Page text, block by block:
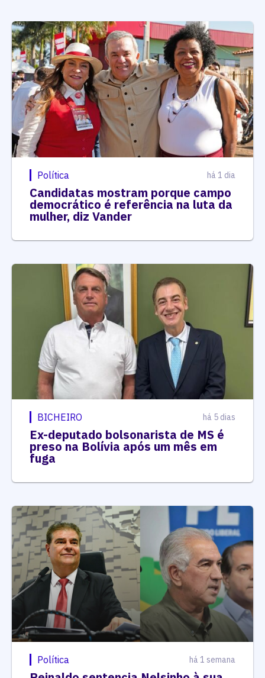
Política há 1 dia
Candidatas mostram porque campo
democrático é referência na luta da
mulher, diz Vander
BICHEIRO há 5 dias
Ex-deputado bolsonarista de MS é
preso na Bolívia após um mês em
fuga
Política há 1 semana